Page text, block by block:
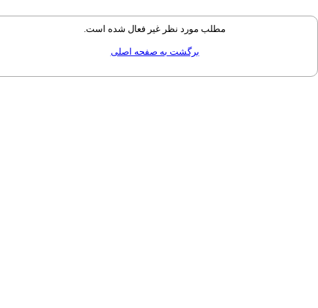
مطلب مورد نظر غیر فعال شده است.
برگشت به صفحه اصلی